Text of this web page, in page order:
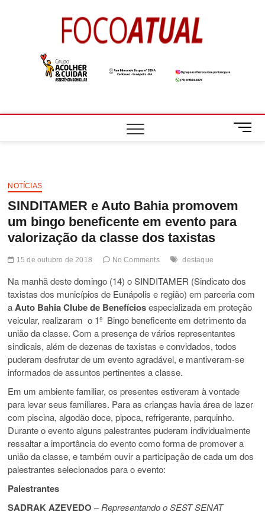
M
e
t
NOTÍCIAS
SINDITAMER e Auto Bahia promovem
um bingo beneficente em evento para
valorização da classe dos taxistas
15 de outubro de 2018 No Comments destaque
Na manhã deste domingo (14) o SINDITAMER (Sindicato dos
taxistas dos municípios de Eunápolis e região) em parceria com
a Auto Bahia Clube de Benefíciosespecializada em proteção
veicular, realizaram o 1º Bingo beneficente em detrimento da
união da classe. Com a presença de vários representantes
sindicais, além de dezenas de taxistas e convidados, todos
puderam desfrutar de um evento agradável, e mantiveram-se
informados de assuntos pertinentes a classe.
Em um ambiente familiar, os presentes estiveram à vontade
para levar seus familiares. Para as crianças havia área de lazer
com piscina, algodão doce, pipoca, refrigerante, parquinho.
Durante o evento alguns palestrantes puderam individualmente
ressaltar a importância do evento como forma de promover a
união da classe, e também ouvir a participação de cada um dos
palestrantes selecionados para o evento:
Palestrantes
SADRAK AZEVEDO –Representando o SEST SENAT